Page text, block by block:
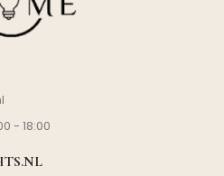
- 18:00